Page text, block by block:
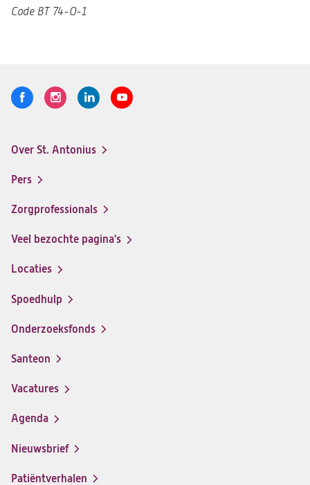
Code BT 74-O-1
Volg
Logo
een
ziekenhuis
op
Logo
een
op
Logo
een
op
Logo
menu
Over St. Antonius
Pers
Zorgprofessionals
Veel bezochte pagina's
Locaties
Spoedhulp
Onderzoeksfonds
Santeon
(opent
in
nieuwe
Vacatures
(opent
in
nieuwe
Agenda
Nieuwsbrief
Patiëntverhalen